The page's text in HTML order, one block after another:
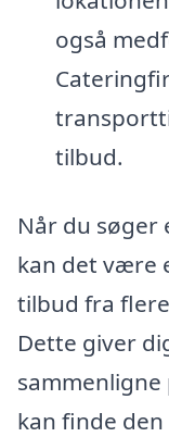
også
tilbud.
Når du søger
kan det være
tilbud fra
Dette giver
sammenligne
kan finde